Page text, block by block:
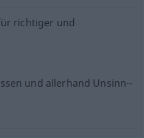
richtiger und
und allerhand Unsinn--